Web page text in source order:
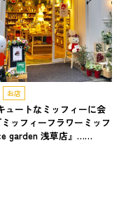
お店
ュートなミッフィーに会
ッフィーフラワーミッフ
garden 浅草店』……